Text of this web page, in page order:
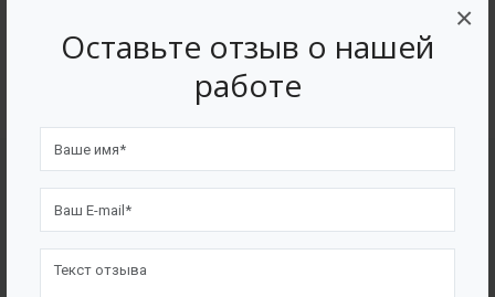
Оставьте отзыв о нашей
работе
×
4562 7562
Выполнено проектов
Сертификаты